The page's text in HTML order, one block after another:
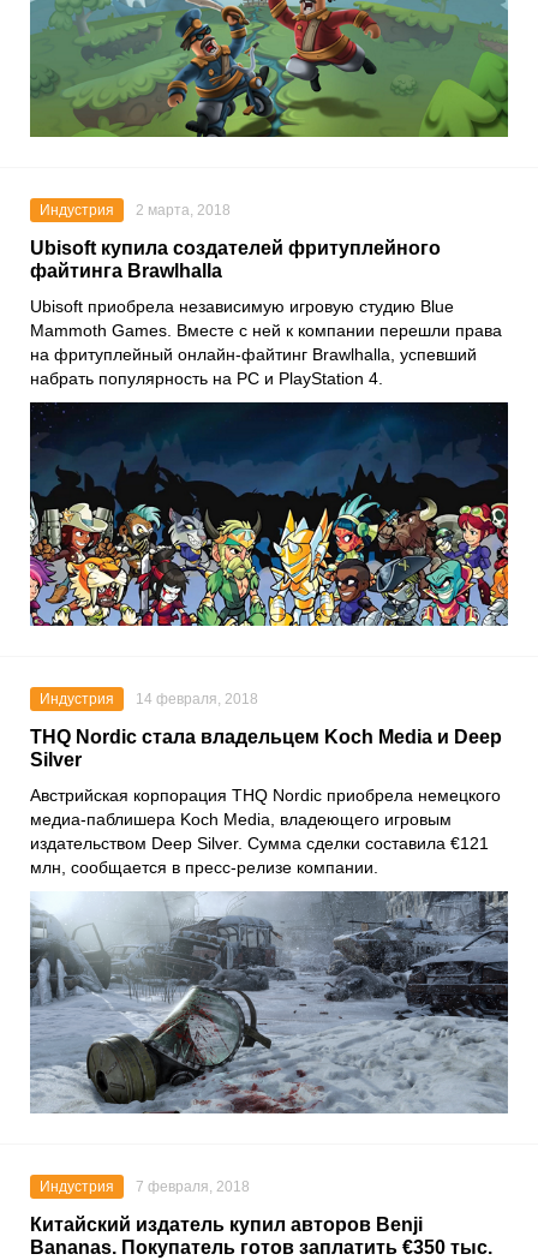
Индустрия 2 марта, 2018
Ubisoft купила создателей фритуплейного
файтинга Brawlhalla
Ubisoft приобрела независимую игровую студию Blue
Mammoth Games. Вместе с ней к компании перешли права
на фритуплейный онлайн-файтинг Brawlhalla, успевший
набрать популярность на PC и PlayStation 4.
Индустрия 14 февраля, 2018
THQ Nordic стала владельцем Koch Media и Deep
Silver
Австрийская корпорация THQ Nordic приобрела немецкого
медиа-паблишера Koch Media, владеющего игровым
издательством Deep Silver. Сумма сделки составила €121
млн, сообщается в пресс-релизе компании.
Индустрия 7 февраля, 2018
Китайский издатель купил авторов Benji
Bananas. Покупатель готов заплатить €350 тыс.